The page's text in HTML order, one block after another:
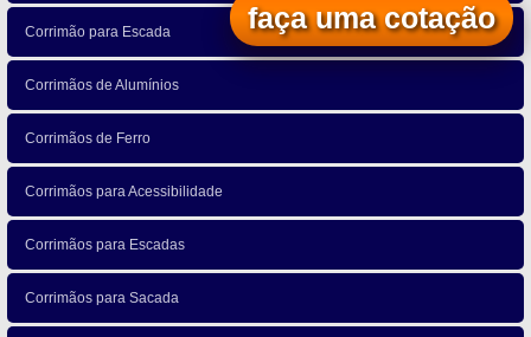
Corrimão para Escada
Corrimãos de Alumínios
Corrimãos de Ferro
Corrimãos para Acessibilidade
Corrimãos para Escadas
Corrimãos para Sacada
faça uma cotação